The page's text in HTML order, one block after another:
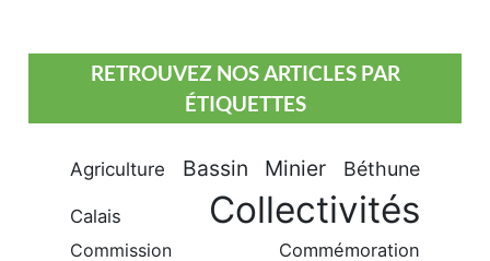
RETROUVEZ NOS ARTICLES PAR
ÉTIQUETTES
Agriculture Bassin Minier Béthune
Calais Collectivités
Commission Commémoration